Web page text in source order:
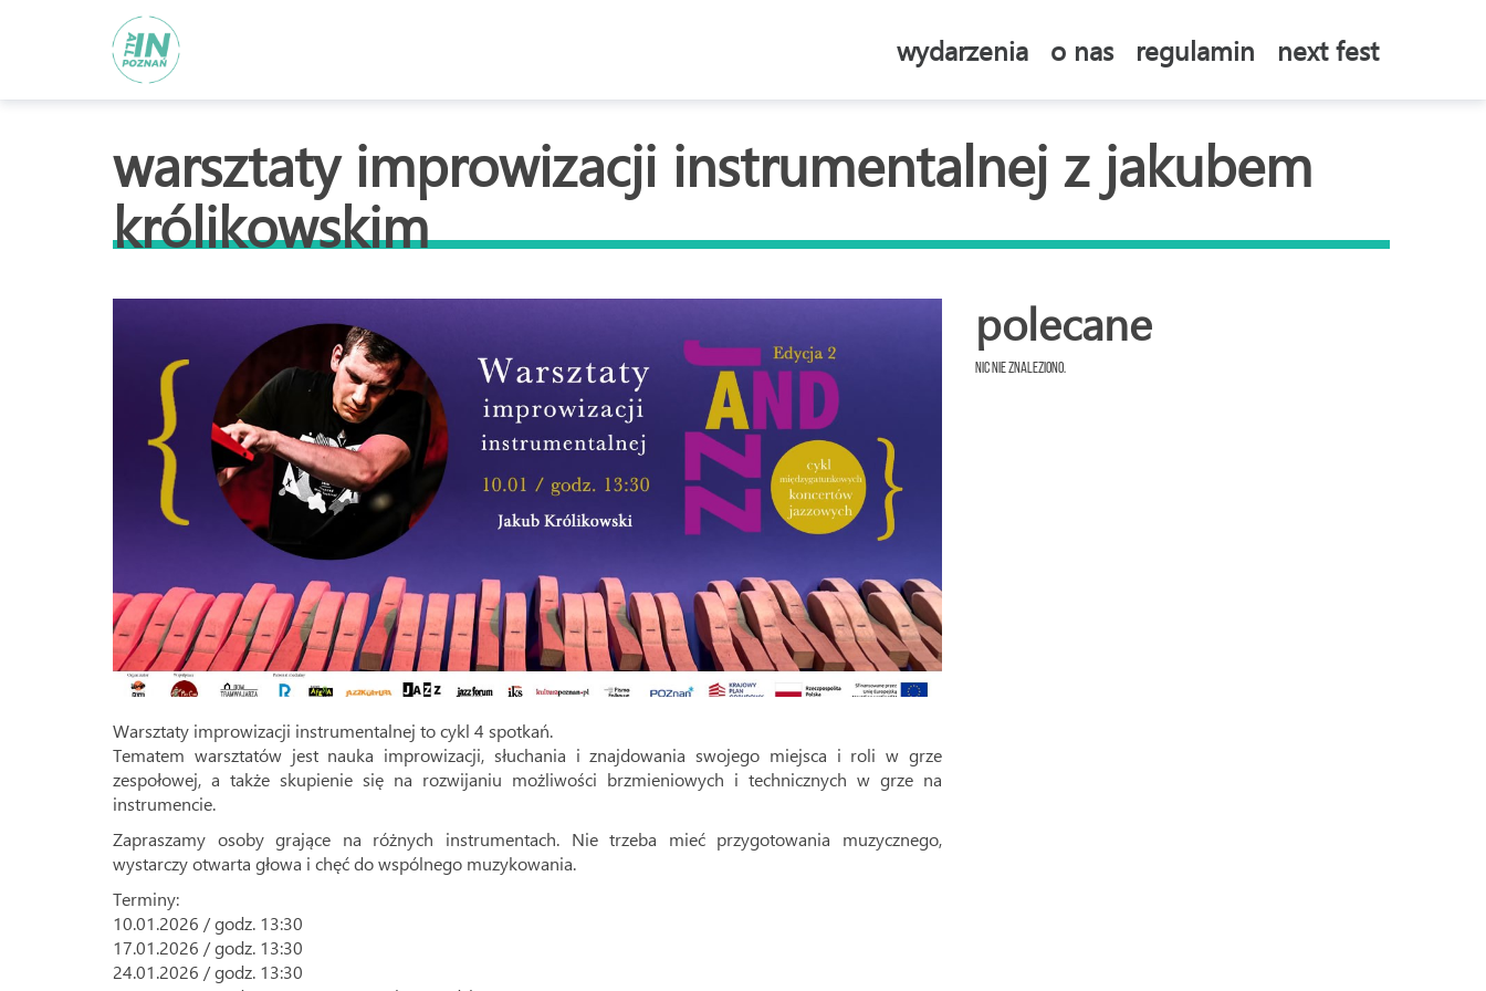
wydarzenia o nas regulamin next fest
warsztaty improwizacji instrumentalnej z jakubem
królikowskim
Warsztaty improwizacji instrumentalnej to cykl 4 spotkań.
Tematem warsztatów jest nauka improwizacji, słuchania i znajdowania swojego miejsca i roli w grze
zespołowej, a także skupienie się na rozwijaniu możliwości brzmieniowych i technicznych w grze na
instrumencie.
Zapraszamy osoby grające na różnych instrumentach. Nie trzeba mieć przygotowania muzycznego,
wystarczy otwarta głowa i chęć do wspólnego muzykowania.
Terminy:
10.01.2026 / godz. 13:30
17.01.2026 / godz. 13:30
24.01.2026 / godz. 13:30
polecane
Nic nie znaleziono.